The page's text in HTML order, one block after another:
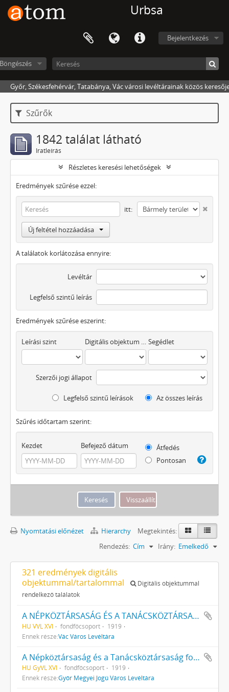
Urbsa
Bejelentkezés
Győr, Székesfehérvár, Tatabánya, Vác városi levéltárainak közös
Szűrők
1842 találat látható
Iratleírás
Részletes keresési lehetőségek
Eredmények szűrése ezzel:
itt:
Új feltétel hozzáadása
A találatok korlátozása ennyire:
Levéltár
Legfelső szintű leírás
Eredmények szűrése eszerint:
Leírási szint Digitális objektum áll rendelkezésre Segédlet
Szerzői jogi állapot
Legfelső szintű leírások Az összes leírás
Szűrés időtartam szerint:
Kezdet Befejező dátum
Átfedés
Pontosan
Nyomtatási előnézet Hierarchy
Megtekintés:
Rendezés: Cím Irány: Emelkedő
321 eredmények digitális
objektummal/tartalommal
Digitális objektummal
rendelkező találatok
A NÉPKÖZTÁRSASÁG ÉS A TANÁCSKÖZTÁRSASÁG FORRADALMI SZERVEI
HU VVL XVI fondfőcsoport
1919
Ennek része:Vác Város Levéltára
A Népköztársaság és a Tanácsköztársaság forradalmi szervei
HU GyVL XVI fondfőcsoport
1919
Ennek része:Győr Megyei Jogú Város Levéltára